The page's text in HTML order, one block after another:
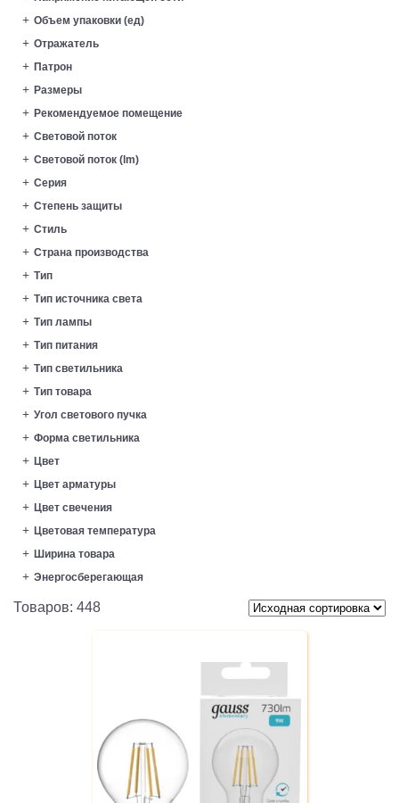
Объем упаковки (ед)
Отражатель
Патрон
Размеры
Рекомендуемое помещение
Световой поток
Световой поток (lm)
Серия
Степень защиты
Стиль
Страна производства
Тип
Тип источника света
Тип лампы
Тип питания
Тип светильника
Тип товара
Угол светового пучка
Форма светильника
Цвет
Цвет арматуры
Цвет свечения
Цветовая температура
Ширина товара
Энергосберегающая
Товаров: 448